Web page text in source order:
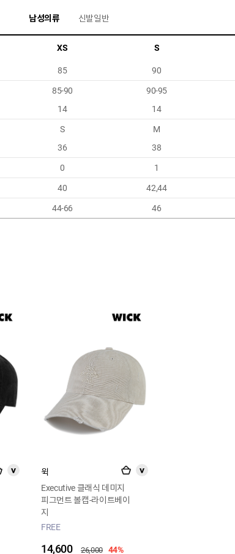
남성의류 신발일반
XS S
85 90
85-90
14
90-95
14
S
36
M
38
0 1
40 42,44
44-66 46
>
윅
Executive 클래식 데미지
피그먼트 볼캡-라이트베이
지
FREE
>
14,600 26,000 44%